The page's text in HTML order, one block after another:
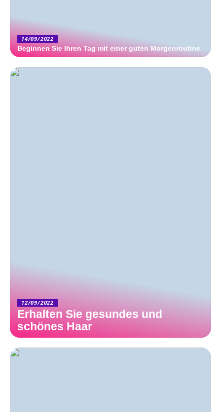
14/09/2022
Beginnen Sie Ihren Tag mit einer guten Morgenroutine
12/09/2022
Erhalten Sie gesundes und
schönes Haar